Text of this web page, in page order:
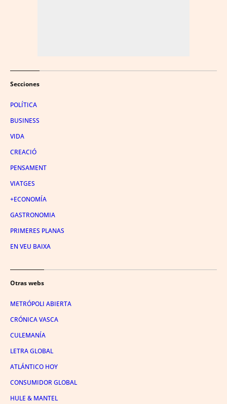
Secciones
POLÍTICA
BUSINESS
VIDA
CREACIÓ
PENSAMENT
VIATGES
+ECONOMÍA
GASTRONOMIA
PRIMERES PLANAS
EN VEU BAIXA
Otras webs
METRÓPOLI ABIERTA
CRÓNICA VASCA
CULEMANÍA
LETRA GLOBAL
ATLÁNTICO HOY
CONSUMIDOR GLOBAL
HULE & MANTEL